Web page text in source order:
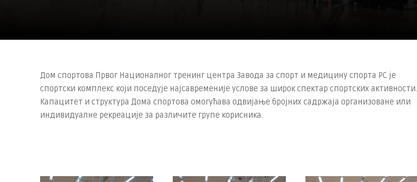
Дом спортова Првог Националног тренинг центра Завода за спорт и медицину спорта РС је
спортски комплекс који поседује најсавременије услове за широк спектар спортских активности.
Капацитет и структура Дома спортова омогућава одвијање бројних садржаја организоване или
индивидуалне рекреације за различите групе корисника.